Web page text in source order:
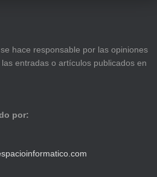
hace responsable por las opiniones
entradas o artículos publicados en
por: